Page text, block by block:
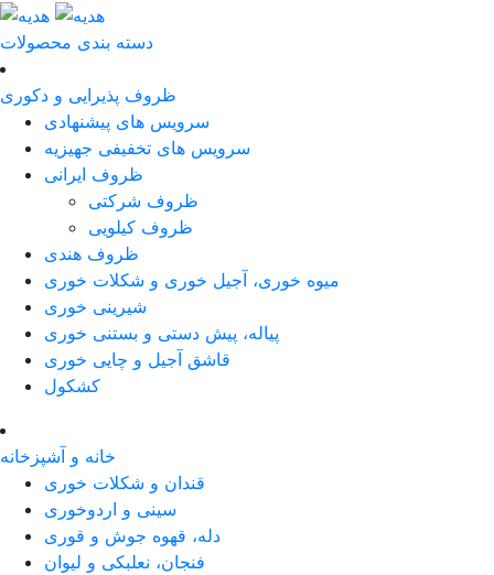
دسته بندی محصولات
ظروف پذیرایی و دکوری
سرویس های پیشنهادی
سرویس های تخفیفی جهیزیه
ظروف ایرانی
ظروف شرکتی
ظروف کیلویی
ظروف هندی
میوه خوری، آجیل خوری و شکلات خوری
شیرینی خوری
پیاله، پیش دستی و بستنی خوری
قاشق آجیل و چایی خوری
کشکول
خانه و آشپزخانه
قندان و شکلات خوری
سینی و اردوخوری
دله، قهوه جوش و قوری
فنجان، نعلبکی و لیوان